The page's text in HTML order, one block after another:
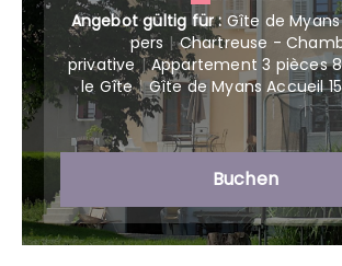
Angebot gültig für : Gîte de
pers | Chartreuse -
privative | Appartement 3 pièces
le Gîte | Gîte de Myans Accueil
Buchen